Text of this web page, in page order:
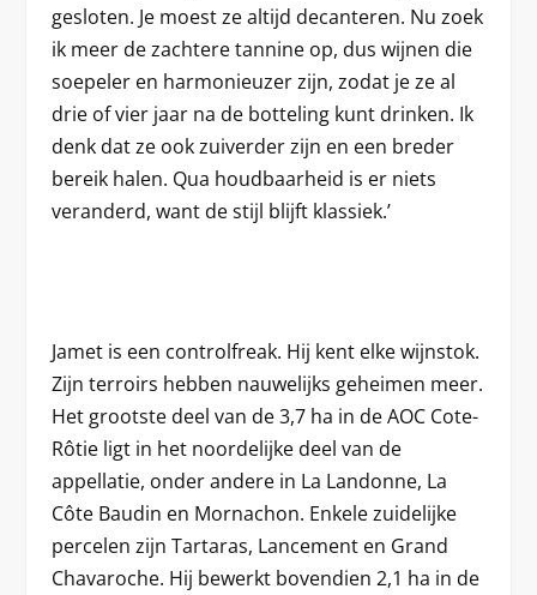
gesloten. Je moest ze altijd decanteren. Nu zoek
ik meer de zachtere tannine op, dus wijnen die
soepeler en harmonieuzer zijn, zodat je ze al
drie of vier jaar na de botteling kunt drinken. Ik
denk dat ze ook zuiverder zijn en een breder
bereik halen. Qua houdbaarheid is er niets
veranderd, want de stijl blijft klassiek.’
Jamet is een controlfreak. Hij kent elke wijnstok.
Zijn terroirs hebben nauwelijks geheimen meer.
Het grootste deel van de 3,7 ha in de AOC Cote-
Rôtie ligt in het noordelijke deel van de
appellatie, onder andere in La Landonne, La
Côte Baudin en Mornachon. Enkele zuidelijke
percelen zijn Tartaras, Lancement en Grand
Chavaroche. Hij bewerkt bovendien 2,1 ha in de